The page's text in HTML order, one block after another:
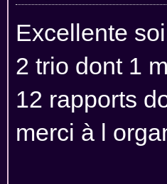
Excellente
2 trio dont 1
12 rapports
merci à l